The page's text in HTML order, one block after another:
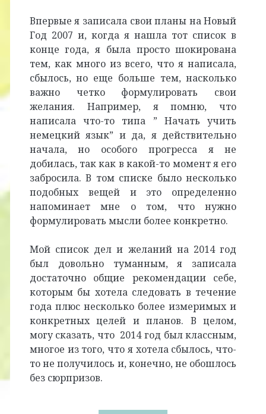
Впервые я записала свои планы на Новый
Год 2007 и, когда я нашла тот список в
конце года, я была просто шокирована
тем, как много из всего, что я написала,
сбылось, но еще больше тем, насколько
важно четко формулировать свои
желания. Например, я помню, что
написала что-то типа ” Начать учить
немецкий язык” и да, я действительно
начала, но особого прогресса я не
добилась, так как в какой-то момент я его
забросила. В том списке было несколько
подобных вещей и это определенно
напоминает мне о том, что нужно
формулировать мысли более конкретно.
Мой список дел и желаний на 2014 год
был довольно туманным, я записала
достаточно общие рекомендации себе,
которым бы хотела следовать в течение
года плюс несколько более измеримых и
конкретных целей и планов. В целом,
могу сказать, что 2014 год был классным,
многое из того, что я хотела сбылось, что-
то не получилось и, конечно, не обошлось
без сюрпризов.